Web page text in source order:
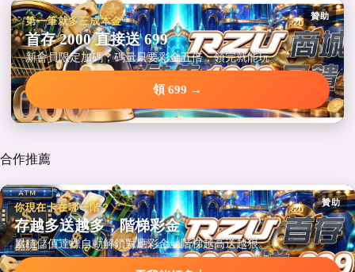
贊助
第一筆就多三成本金
首存 2000 直接送 699
新會員限定加碼，碼量只要彩金五倍，領完就能玩。
領 699 →
合作推薦
贊助
你現在卡在哪一階？
存越多送越多，階梯彩金
累積儲值達標自動解鎖對應彩金，階梯越高送越狠。